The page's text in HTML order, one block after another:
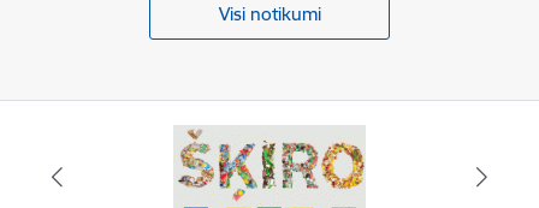
Visi notikumi